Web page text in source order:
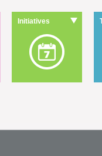
Initiatives